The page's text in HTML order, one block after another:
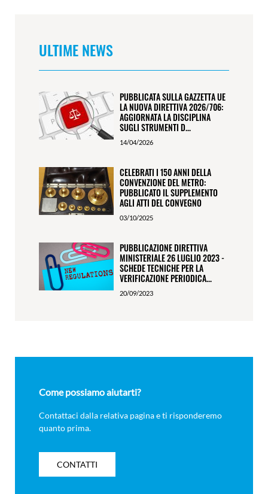
ULTIME NEWS
PUBBLICATA SULLA GAZZETTA UE
LA NUOVA DIRETTIVA 2026/706:
AGGIORNATA LA DISCIPLINA
SUGLI STRUMENTI D...
14/04/2026
CELEBRATI I 150 ANNI DELLA
CONVENZIONE DEL METRO:
PUBBLICATO IL SUPPLEMENTO
AGLI ATTI DEL CONVEGNO
03/10/2025
PUBBLICAZIONE DIRETTIVA
MINISTERIALE 26 LUGLIO 2023 -
SCHEDE TECNICHE PER LA
VERIFICAZIONE PERIODICA...
20/09/2023
Come possiamo aiutarti?
Contattaci dalla relativa pagina e ti risponderemo
quanto prima.
CONTATTI